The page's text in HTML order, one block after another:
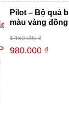
Pilot – Bộ quà
màu vàng
1.150.000₫
980.000 ₫